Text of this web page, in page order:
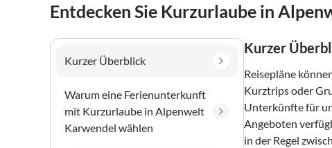
Entdecken Sie Kurzurlaube in
Kurzer Überblick
Warum eine Ferienunterkunft
mit Kurzurlaube in Alpenwelt
Karwendel wählen
Kurzer
Reisepläne
Kurztrips oder
Unterkünfte für
Angeboten
in der Regel